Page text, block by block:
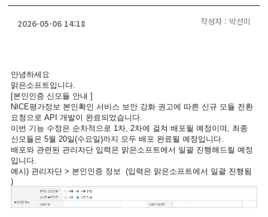
2026-05-06 14:18 작성자 : 박선미
안녕하세요
맑은소프트입니다.
[본인인증 신모듈 안내 ]
NICE평가정보 본인확인 서비스 보안 강화 권고에 따른 신규 모듈 전환
요청으로 API 개발이 완료되었습니다.
이번 기능 수정은 순차적으로 1차, 2차에 걸쳐 배포될 예정이며, 최종
신모듈은 5월 20일(수요일)까지 모두 배포 완료될 예정입니다.
배포와 관련된 관리자단 입력은 맑은소프트에서 일괄 진행해드릴 예정
입니다.
예시) 관리자단 > 본인인증 정보 (입력은 맑은소프트에서 일괄 진행됨
)